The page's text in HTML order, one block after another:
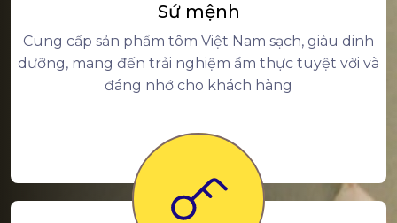
Sứ mệnh
Cung cấp sản phẩm tôm Việt Nam sạch, giàu dinh
dưỡng, mang đến trải nghiệm ẩm thực tuyệt vời và
đáng nhớ cho khách hàng